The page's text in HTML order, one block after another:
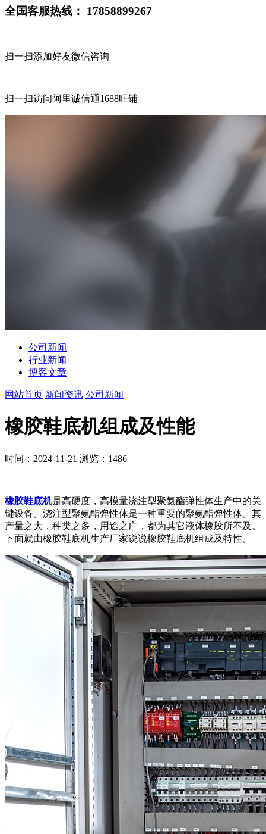
全国客服热线： 17858899267
扫一扫添加好友微信咨询
扫一扫访问阿里诚信通1688旺铺
公司新闻
行业新闻
博客文章
网站首页 新闻资讯 公司新闻
橡胶鞋底机组成及性能
时间：2024-11-21 浏览：1486
橡胶鞋底机是高硬度，高模量浇注型聚氨酯弹性体生产中的关
键设备。浇注型聚氨酯弹性体是一种重要的聚氨酯弹性体。其
产量之大，种类之多，用途之广，都为其它液体橡胶所不及。
下面就由橡胶鞋底机生产厂家说说橡胶鞋底机组成及特性。